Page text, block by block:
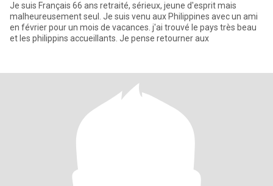
Je suis Français 66 ans retraité, sérieux, jeune d'esprit mais
malheureusement seul. Je suis venu aux Philippines avec un ami
en février pour un mois de vacances. j'ai trouvé le pays très beau
et les philippins accueillants. Je pense retourner aux